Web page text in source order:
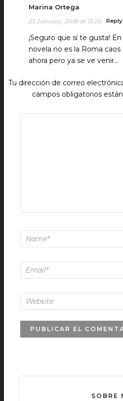
Marina Ortega
25 January, 2018 at 13:26 Reply
¡Seguro que sí te gusta! En
novela no es la Roma caos
ahora pero ya se ve venir…
Tu dirección de correo
campos obligatorios
SOBRE